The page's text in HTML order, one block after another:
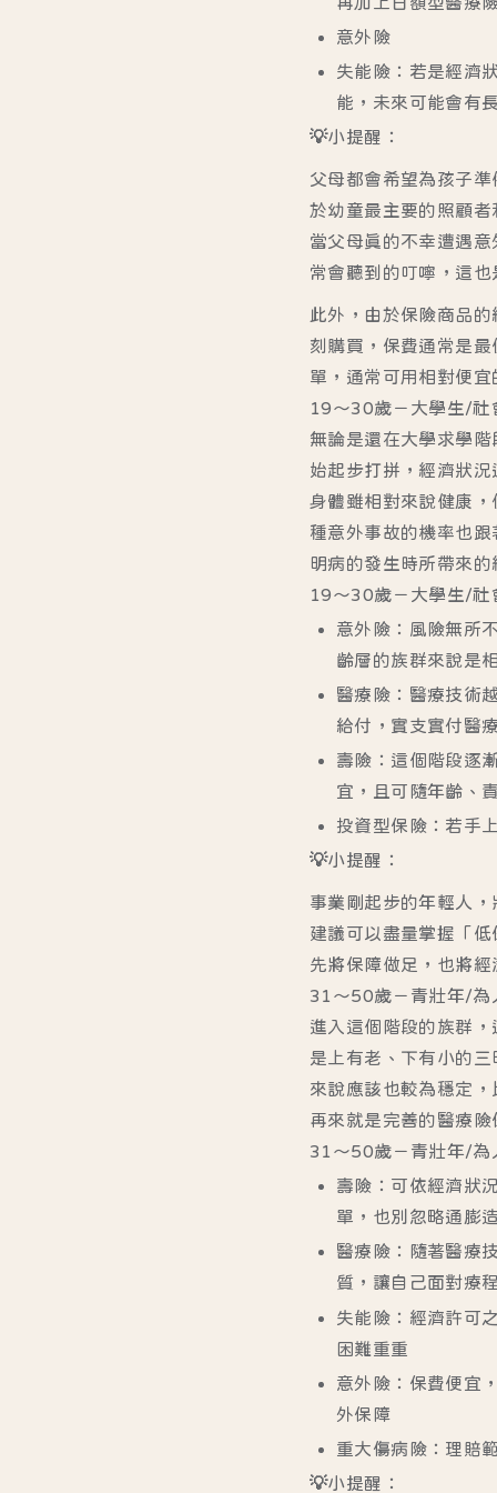
意外險
失能險：若是經濟
能，未來可能會有
💡小提醒：
父母都會希望為孩子
於幼童最主要的照顧
當父母真的不幸遭遇
常會聽到的叮嚀，這
此外，由於保險商品
刻購買，保費通常是
單，通常可用相對便
19～30歲－大學生/社
無論是還在大學求學
始起步打拼，經濟狀
身體雖相對來說健康
種意外事故的機率也
明病的發生時所帶來的
19～30歲－大學生/社
意外險：風險無所
齡層的族群來說是
醫療險：醫療技術
給付，實支實付醫
壽險：這個階段逐
宜，且可隨年齡、
投資型保險：若手
💡小提醒：
事業剛起步的年輕人
建議可以盡量掌握「
先將保障做足，也將
31～50歲－青壯年/為
進入這個階段的族群
是上有老、下有小的
來說應該也較為穩定
再來就是完善的醫療
31～50歲－青壯年/為
壽險：可依經濟狀
單，也別忽略通膨
醫療險：隨著醫療
質，讓自己面對療
失能險：經濟許可
困難重重
意外險：保費便宜
外保障
重大傷病險：理賠
💡小提醒：